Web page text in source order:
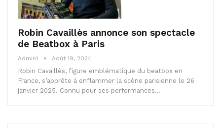
Robin Cavaillès annonce son spectacle
de Beatbox à Paris
Admin1 Août 19, 2024
Robin Cavaillès, figure emblématique du beatbox en
France, s’apprête à enflammer la scène parisienne le 26
janvier 2025. Connu pour ses performances…